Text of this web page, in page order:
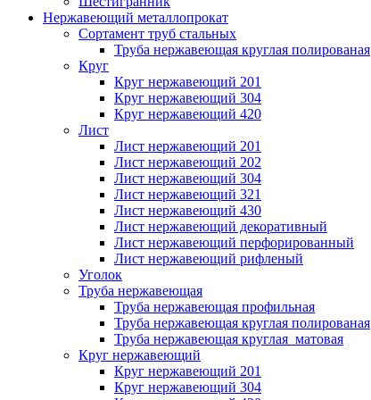
Нержавеющий металлопрокат
Сортамент труб стальных
Труба нержавеющая круглая полированая
Круг
Круг нержавеющий 201
Круг нержавеющий 304
Круг нержавеющий 420
Лист
Лист нержавеющий 201
Лист нержавеющий 202
Лист нержавеющий 304
Лист нержавеющий 321
Лист нержавеющий 430
Лист нержавеющий декоративный
Лист нержавеющий перфорированный
Лист нержавеющий рифленый
Уголок
Труба нержавеющая
Труба нержавеющая профильная
Труба нержавеющая круглая полированая
Труба нержавеющая круглая матовая
Круг нержавеющий
Круг нержавеющий 201
Круг нержавеющий 304